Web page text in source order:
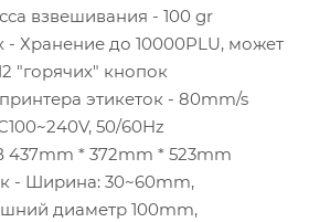
взвешивания - 100 gr
Хранение до 10000PLU, может
"горячих" кнопок
этикеток - 80mm/s
50/60Hz
* 372mm * 523mm
- Ширина: 30~60mm,
диаметр 100mm,